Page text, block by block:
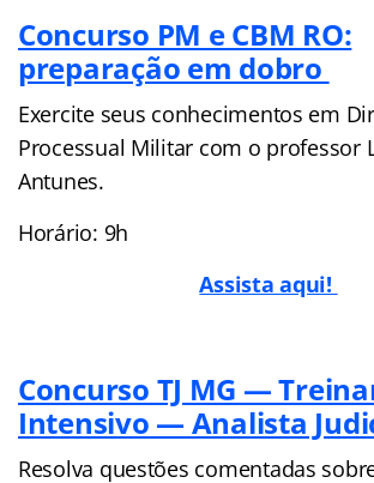
Concurso PM e CBM RO:
preparação em dobro
Exercite seus conhecimentos em
Processual Militar com o professor
Antunes.
Horário: 9h
Assista aqui!
Concurso TJ MG —
Intensivo — Analista
Resolva questões comentadas